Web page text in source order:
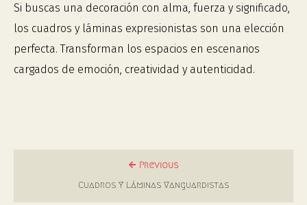
Si buscas una decoración con alma, fuerza y significado,
los cuadros y láminas expresionistas son una elección
perfecta. Transforman los espacios en escenarios
cargados de emoción, creatividad y autenticidad.
Previous
Cuadros Y Láminas Vanguardistas